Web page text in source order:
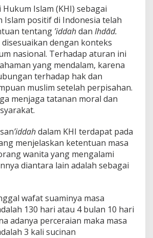
Islam (KHI) sebagai
Islam positif di Indonesia telah
tentang ’iddahdan Ihdād.
disesuaikan dengan konteks
nasional. Terhadap aturan ini
yang mendalam, karena
terhadap hak dan
muslim setelah perpisahan.
menjaga tatanan moral dan
’iddahdalam KHI terdapat pada
menjelaskan ketentuan masa
wanita yang mengalami
diantara lain adalah sebagai
wafat suaminya masa
130 hari atau 4 bulan 10 hari
adanya perceraian maka masa
3 kali sucinan